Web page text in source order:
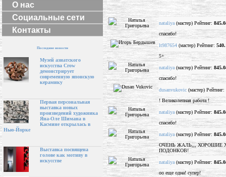
О нас
Социальные сети
Контакты
Последние новости
Музей азиатского
искусства Crow
демонстрирует
современную японскую
керамику
Первая персональная
выставка новых
произведений художника
Яна-Оле Шимана в
Касмине открылась в
Нью-Йорке
Выставка посвящена
голове как мотиву в
искусстве
nataliya (мастер) Рейтинг:
спасибо!
lt987654 (мастер) Рейтинг:
5+
nataliya (мастер) Рейтинг:
спасибо!
dusanvukovic (мастер) Рейтинг:
! Великолепная работа !
nataliya (мастер) Рейтинг:
спасибо!
nataliya (мастер) Рейтинг:
ОЧЕНЬ ЖАЛЬ,,, ХОРОШИЕ
ПОДОНКОВ!
nataliya (мастер) Рейтинг:
оо еще одна! супер!